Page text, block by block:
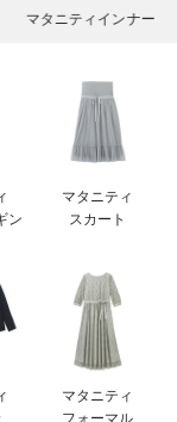
ベビー
あったかアイテム｜
もらって嬉しいギフト
何枚あっても嬉しい
長く使えるアイテム
お部屋映えアイテム
裏起毛素材
マタニティインナー
ン
マタニティ
スカート
マタニティ
フォーマル